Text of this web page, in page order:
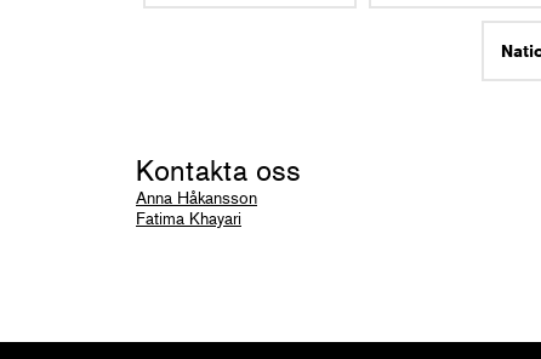
Kontakta oss
Anna Håkansson
Fatima Khayari